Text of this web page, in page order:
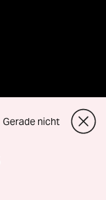
Gerade nicht